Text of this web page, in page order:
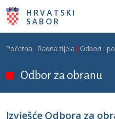
Skoči na glavni sadržaj
HRVATSKI
SABOR
Breadcrumb
Početna Radna tijela Odbori i
Odbor za obranu
Izvješće Odbora za